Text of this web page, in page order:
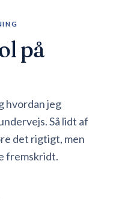
på
hvordan jeg
Så lidt af
det rigtigt, men
fremskridt.